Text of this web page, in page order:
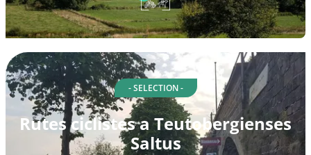
- SELECTION -
Rutes ciclistes a Teutobergienses
Saltus